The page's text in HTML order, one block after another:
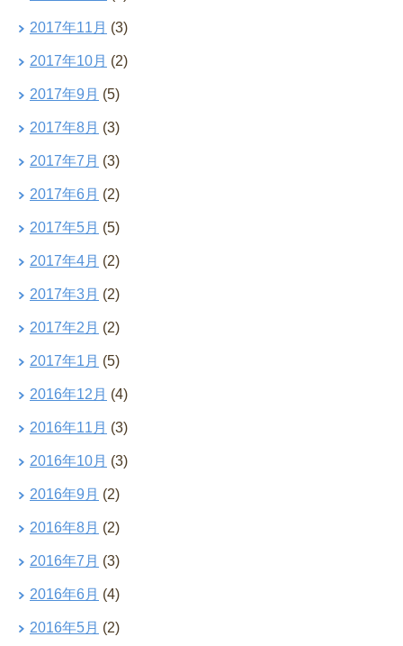
2017年11月 (3)
2017年10月 (2)
2017年9月 (5)
2017年8月 (3)
2017年7月 (3)
2017年6月 (2)
2017年5月 (5)
2017年4月 (2)
2017年3月 (2)
2017年2月 (2)
2017年1月 (5)
2016年12月 (4)
2016年11月 (3)
2016年10月 (3)
2016年9月 (2)
2016年8月 (2)
2016年7月 (3)
2016年6月 (4)
2016年5月 (2)